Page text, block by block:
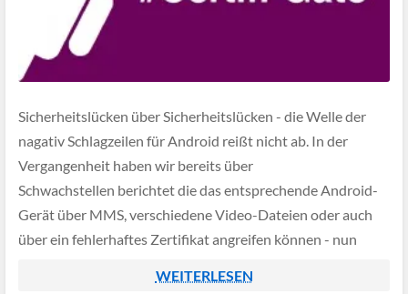
Sicherheitslücken über Sicherheitslücken - die Welle der
nagativ Schlagzeilen für Android reißt nicht ab. In der
Vergangenheit haben wir bereits über
Schwachstellen berichtet die das entsprechende Android-
Gerät über MMS, verschiedene Video-Dateien oder auch
über ein fehlerhaftes Zertifikat angreifen können - nun
Szenario ermöglicht es den Angreifern das komplette Gerät
WEITERLESEN